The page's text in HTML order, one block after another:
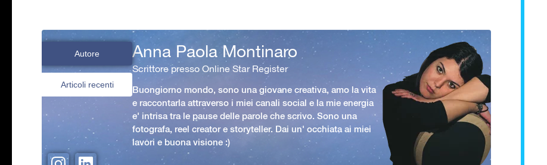
Autore
Articoli recenti
Anna Paola Montinaro
Scrittore presso Online Star Register
Buongiorno mondo, sono una giovane creativa, amo la vita
e raccontarla attraverso i miei canali social e la mie energia
e' intrisa tra le pause delle parole che scrivo. Sono una
fotografa, reel creator e storyteller. Dai un' occhiata ai miei
lavori e buona visione :)